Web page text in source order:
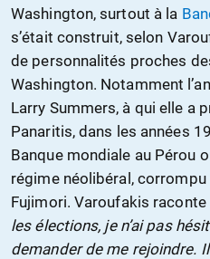
Washington, surtout à la
s’était construit, selon
de personnalités proches
Washington. Notamment
Larry Summers, à qui elle a
Panaritis, dans les années
Banque mondiale au Pérou
régime néolibéral,
Fujimori. Varoufakis raconte
les élections, je n’ai pas
demander de me rejoindre.